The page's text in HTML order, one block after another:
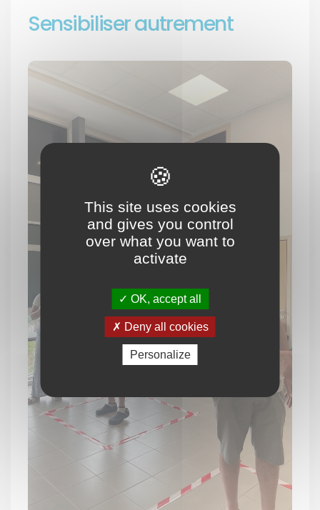
Sensibiliser autrement
This site uses cookies
and gives you control
over what you want to
activate
OK, accept all
Deny all cookies
Personalize